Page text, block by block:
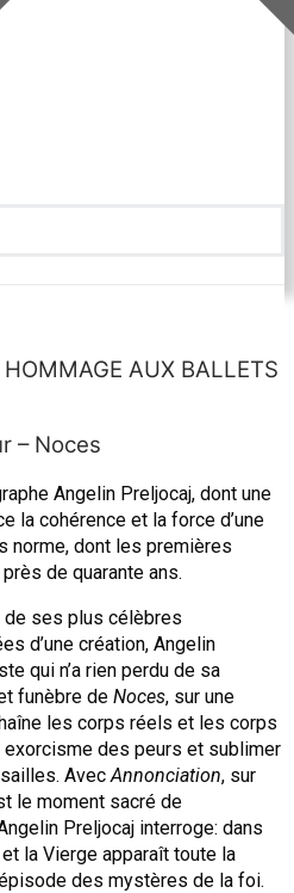
AUX BALLETS
– Noces
Angelin Preljocaj, dont une
la cohérence et la force d’une
norme, dont les premières
de quarante ans.
de ses plus célèbres
d’une création, Angelin
qui n’a rien perdu de sa
funèbre de Noces, sur une
les corps réels et les corps
des peurs et sublimer
Avec Annonciation, sur
le moment sacré de
Preljocaj interroge: dans
la Vierge apparaît toute la
des mystères de la foi.